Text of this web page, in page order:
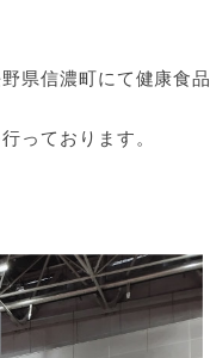
県信濃町にて健康食品
っております。